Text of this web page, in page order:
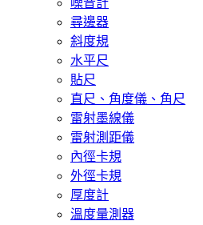
尋邊器
斜度規
水平尺
貼尺
直尺、角度儀、角尺
雷射墨線儀
雷射測距儀
內徑卡規
外徑卡規
厚度計
溫度量測器